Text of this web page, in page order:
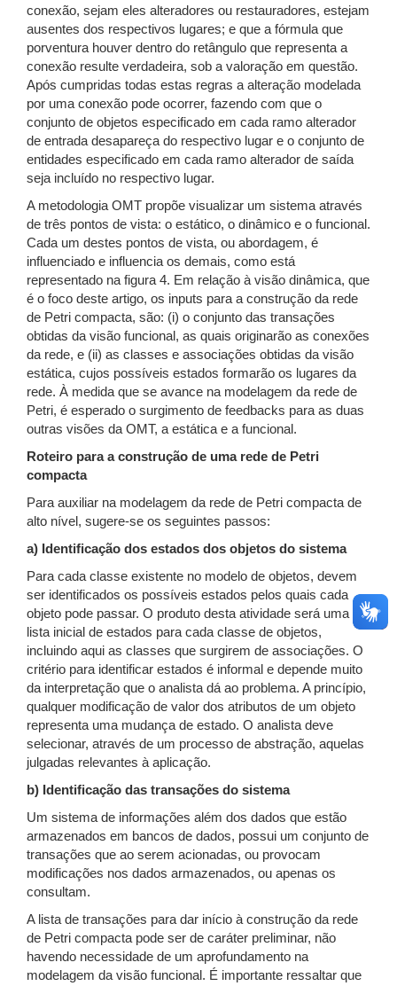
conexão, sejam eles alteradores ou restauradores, estejam
ausentes dos respectivos lugares; e que a fórmula que
porventura houver dentro do retângulo que representa a
conexão resulte verdadeira, sob a valoração em questão.
Após cumpridas todas estas regras a alteração modelada
por uma conexão pode ocorrer, fazendo com que o
conjunto de objetos especificado em cada ramo alterador
de entrada desapareça do respectivo lugar e o conjunto de
entidades especificado em cada ramo alterador de saída
seja incluído no respectivo lugar.
A metodologia OMT propõe visualizar um sistema através
de três pontos de vista: o estático, o dinâmico e o funcional.
Cada um destes pontos de vista, ou abordagem, é
influenciado e influencia os demais, como está
representado na figura 4. Em relação à visão dinâmica, que
é o foco deste artigo, os inputs para a construção da rede
de Petri compacta, são: (i) o conjunto das transações
obtidas da visão funcional, as quais originarão as conexões
da rede, e (ii) as classes e associações obtidas da visão
estática, cujos possíveis estados formarão os lugares da
rede. À medida que se avance na modelagem da rede de
Petri, é esperado o surgimento de feedbacks para as duas
outras visões da OMT, a estática e a funcional.
Roteiro para a construção de uma rede de Petri
compacta
Para auxiliar na modelagem da rede de Petri compacta de
alto nível, sugere-se os seguintes passos:
a) Identificação dos estados dos objetos do sistema
Para cada classe existente no modelo de objetos, devem
ser identificados os possíveis estados pelos quais cada
objeto pode passar. O produto desta atividade será uma
lista inicial de estados para cada classe de objetos,
incluindo aqui as classes que surgirem de associações. O
critério para identificar estados é informal e depende muito
da interpretação que o analista dá ao problema. A princípio,
qualquer modificação de valor dos atributos de um objeto
representa uma mudança de estado. O analista deve
selecionar, através de um processo de abstração, aquelas
julgadas relevantes à aplicação.
b) Identificação das transações do sistema
Um sistema de informações além dos dados que estão
armazenados em bancos de dados, possui um conjunto de
transações que ao serem acionadas, ou provocam
modificações nos dados armazenados, ou apenas os
consultam.
A lista de transações para dar início à construção da rede
de Petri compacta pode ser de caráter preliminar, não
havendo necessidade de um aprofundamento na
modelagem da visão funcional. É importante ressaltar que